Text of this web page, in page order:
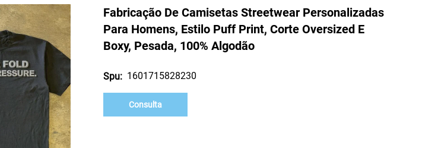
Fabricação De Camisetas Streetwear Personalizadas
Para Homens, Estilo Puff Print, Corte Oversized E
Boxy, Pesada, 100% Algodão
Spu: 1601715828230
Consulta